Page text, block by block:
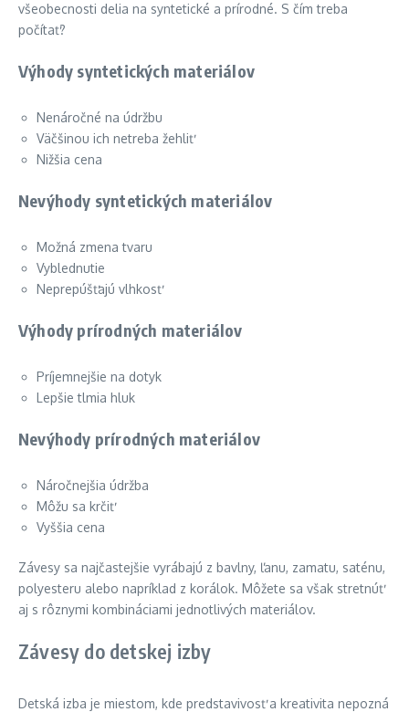
všeobecnosti delia na syntetické a prírodné. S čím treba
počítať?
Výhody syntetických materiálov
Nenáročné na údržbu
Väčšinou ich netreba žehliť
Nižšia cena
Nevýhody syntetických materiálov
Možná zmena tvaru
Vyblednutie
Neprepúšťajú vlhkosť
Výhody prírodných materiálov
Príjemnejšie na dotyk
Lepšie tlmia hluk
Nevýhody prírodných materiálov
Náročnejšia údržba
Môžu sa krčiť
Vyššia cena
Závesy sa najčastejšie vyrábajú z bavlny, ľanu, zamatu, saténu,
polyesteru alebo napríklad z korálok. Môžete sa však stretnúť
aj s rôznymi kombináciami jednotlivých materiálov.
Závesy do detskej izby
Detská izba je miestom, kde predstavivosť a kreativita nepozná